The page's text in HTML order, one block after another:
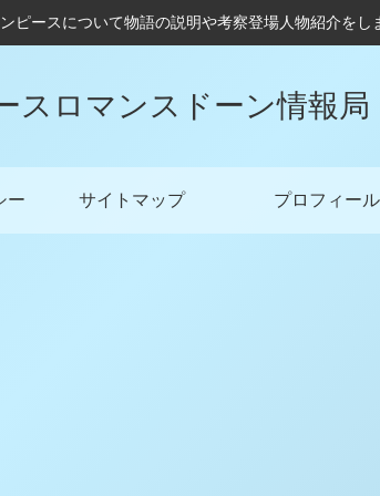
ピースについて物語の説明や考察登場人物紹介をし
スロマンスドーン情報局
ー サイトマップ プロフィール